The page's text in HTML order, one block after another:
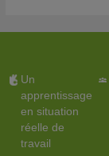
Un
apprentissage
en situation
réelle de
travail